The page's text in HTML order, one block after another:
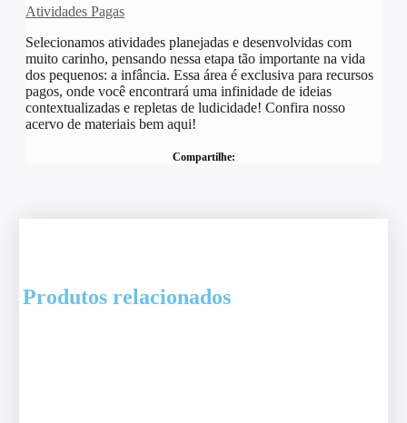
Atividades Pagas
Selecionamos atividades planejadas e desenvolvidas com
muito carinho, pensando nessa etapa tão importante na vida
dos pequenos: a infância. Essa área é exclusiva para recursos
pagos, onde você encontrará uma infinidade de ideias
contextualizadas e repletas de ludicidade! Confira nosso
acervo de materiais bem aqui!
Compartilhe:
Produtos relacionados